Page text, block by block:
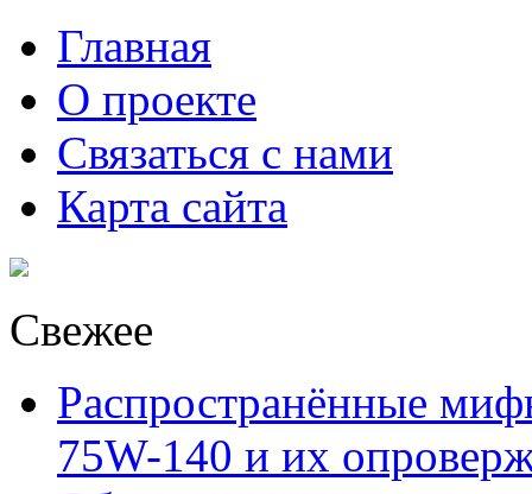
Главная
О проекте
Связаться с нами
Карта сайта
Свежее
Распространённые
75W-140 и их